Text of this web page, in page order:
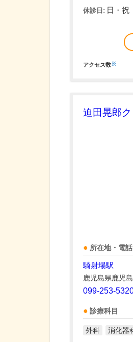
休診日: 日・祝
アクセス数※
迫田晃郎
所在地・電
騎射場駅
鹿児島県鹿児
099-253-
診療科目
外科 消化器